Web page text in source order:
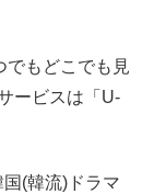
でもどこでも見
ービスは「U-
(韓流)ドラマ